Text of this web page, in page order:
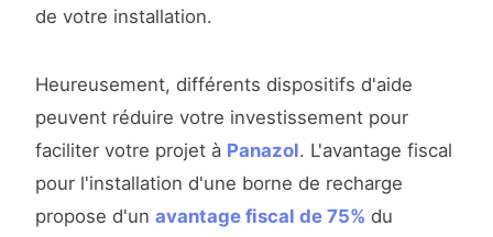
de votre installation.
Heureusement, différents dispositifs d'aide
peuvent réduire votre investissement pour
faciliter votre projet à Panazol. L'avantage fiscal
pour l'installation d'une borne de recharge
propose d'un avantage fiscal de 75% du